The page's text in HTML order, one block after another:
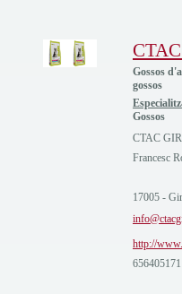
Gossos
gossos
Gossos
CTAC
Francesc
17005 -
http://
656405171